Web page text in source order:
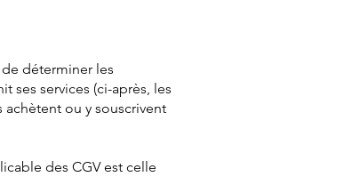
déterminer les
ses services (ci-après, les
achètent ou y souscrivent
des CGV est celle